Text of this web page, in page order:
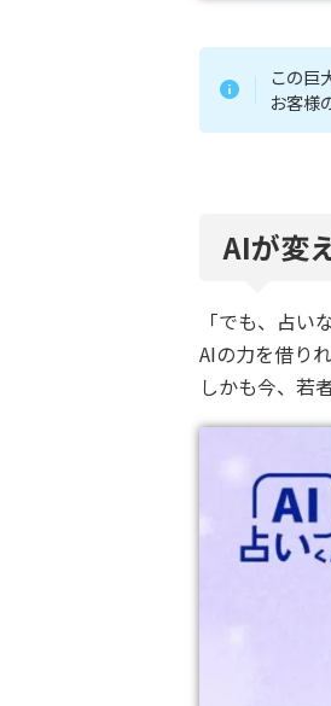
この巨
お客様
AIが変
「でも、占
AIの力を借り
しかも今、若